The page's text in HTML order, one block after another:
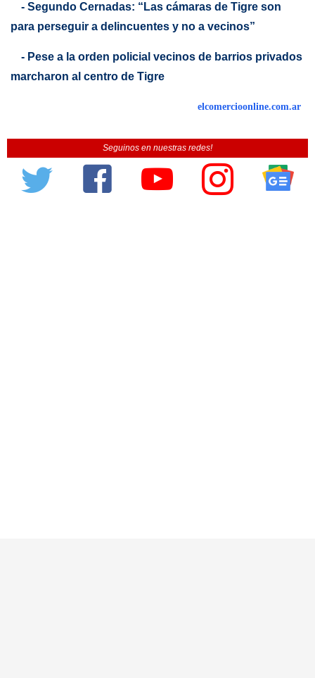
- Segundo Cernadas: “Las cámaras de Tigre son
para perseguir a delincuentes y no a vecinos”
- Pese a la orden policial vecinos de barrios privados
marcharon al centro de Tigre
elcomercioonline.com.ar
Seguinos en nuestras redes!